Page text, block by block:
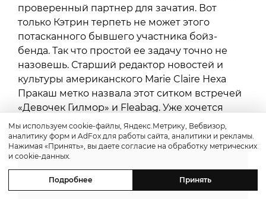
проверенный партнер для зачатия. Вот
только Кэтрин терпеть не может этого
потасканного бывшего участника бойз-
бенда. Так что простой ее задачу точно не
назовешь. Старший редактор новостей и
культуры американского Marie Claire Неха
Пракаш метко назвала этот ситком встречей
«Девочек Гилмор» и Fleabag. Уже хочется
посмотреть на это.
Мы используем cookie-файлы, Яндекс.Метрику, Вебвизор,
аналитику форм и AdFox для работы сайта, аналитики и рекламы.
Нажимая «Принять», вы даете согласие на обработку метрических
и cookie-данных.
Подробнее Принять